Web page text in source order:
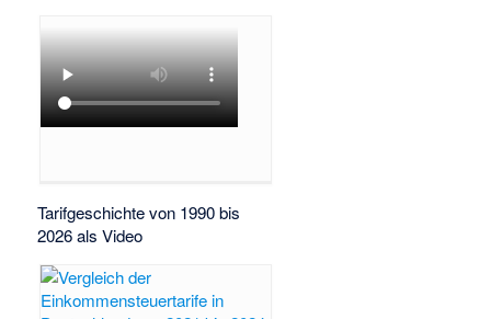
Tarifgeschichte von 1990 bis
2026 als Video